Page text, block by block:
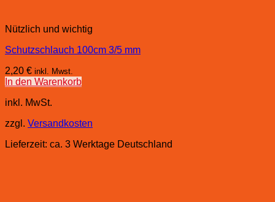
Nützlich und wichtig
Schutzschlauch 100cm 3/5 mm
2,20 € inkl. Mwst.
In den Warenkorb
inkl. MwSt.
zzgl. Versandkosten
Lieferzeit: ca. 3 Werktage Deutschland